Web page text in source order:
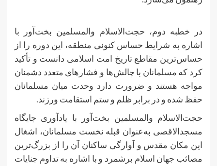
در خطبه دوم، حجت‌الاسلام والمسلمین بخت‌آور با
اشاره به شرایط حساس کنونی منطقه، این دوره را از
حساس‌ترین مقاطع تاریخ امت اسلامی دانست و تأکید
کرد که مسلمانان با چالش‌ها و فشارهای متعدد دشمنان
مواجه هستند و ضرورت دارد وحدت میان مسلمانان
حفظ شده و در برابر ظلم و ستم استقامت ورزند.
حجت‌الاسلام والمسلمین بخت‌آور با یادآوری جایگاه
مسجدالاقصی به‌عنوان قبله نخست مسلمانان، اشغال
این مکان مقدس و آوارگی ساکنان آن را از بزرگ‌ترین
مصائب جهان اسلام برشمرد و با اشاره به تداوم جنایات